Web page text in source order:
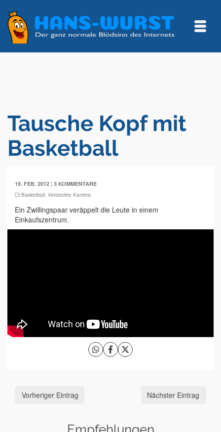
Tausche Kopf mit
Basketball
19. FEB. 2012 | 3 KOMMENTARE
Basketball, Versteckte Kamera
Ein Zwillingspaar veräppelt die Leute in einem
Einkaufszentrum.
Vorheriger Eintrag Nächster Eintrag